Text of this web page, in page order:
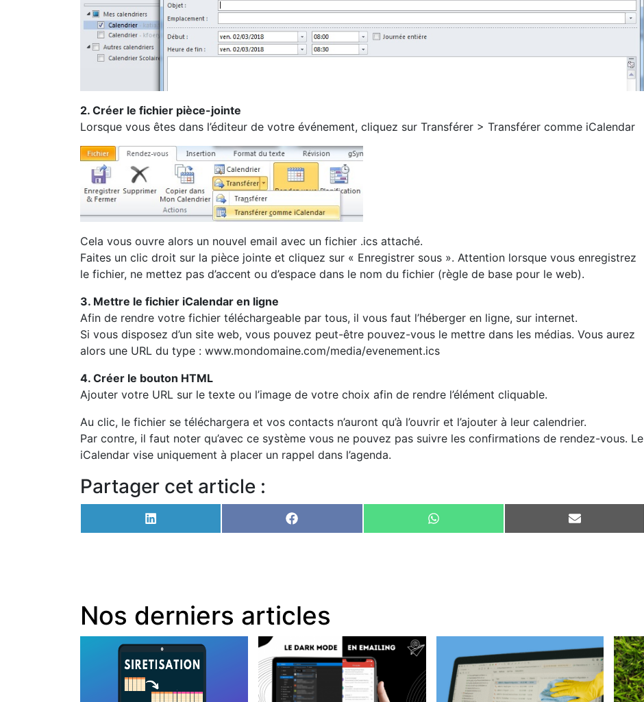
2. Créer le fichier pièce-jointe
Lorsque vous êtes dans l’éditeur de votre événement, cliquez sur Transférer > Transférer comme iCalendar
Cela vous ouvre alors un nouvel email avec un fichier .ics attaché.
Faites un clic droit sur la pièce jointe et cliquez sur « Enregistrer sous ». Attention lorsque vous enregistrez
le fichier, ne mettez pas d’accent ou d’espace dans le nom du fichier (règle de base pour le web).
3. Mettre le fichier iCalendar en ligne
Afin de rendre votre fichier téléchargeable par tous, il vous faut l’héberger en ligne, sur internet.
Si vous disposez d’un site web, vous pouvez peut-être pouvez-vous le mettre dans les médias. Vous aurez
alors une URL du type : www.mondomaine.com/media/evenement.ics
4. Créer le bouton HTML
Ajouter votre URL sur le texte ou l’image de votre choix afin de rendre l’élément cliquable.
Au clic, le fichier se téléchargera et vos contacts n’auront qu’à l’ouvrir et l’ajouter à leur calendrier.
Par contre, il faut noter qu’avec ce système vous ne pouvez pas suivre les confirmations de rendez-vous. Le
iCalendar vise uniquement à placer un rappel dans l’agenda.
Partager cet article :
Share
on
Share
on
Share
on
Share
on
Nos derniers articles